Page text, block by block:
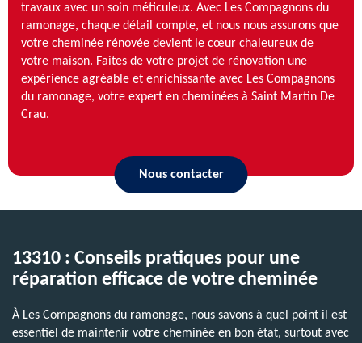
travaux avec un soin méticuleux. Avec Les Compagnons du
ramonage, chaque détail compte, et nous nous assurons que
votre cheminée rénovée devient le cœur chaleureux de
votre maison. Faites de votre projet de rénovation une
expérience agréable et enrichissante avec Les Compagnons
du ramonage, votre expert en cheminées à Saint Martin De
Crau.
Nous contacter
13310 : Conseils pratiques pour une
réparation efficace de votre cheminée
À Les Compagnons du ramonage, nous savons à quel point il est
essentiel de maintenir votre cheminée en bon état, surtout avec